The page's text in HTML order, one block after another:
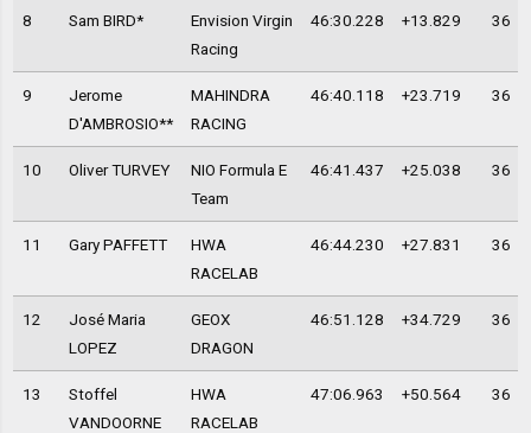
8 Sam BIRD*
Envision Virgin
Racing
46:30.228 +13.829 36
9
Jerome
D'AMBROSIO**
MAHINDRA
RACING
46:40.118 +23.719 36
10 Oliver TURVEY
NIO Formula E
Team
46:41.437 +25.038 36
11 Gary PAFFETT
HWA
RACELAB
46:44.230 +27.831 36
12
José Maria
LOPEZ
GEOX
DRAGON
46:51.128 +34.729 36
13
Stoffel
VANDOORNE
HWA
RACELAB
47:06.963 +50.564 36